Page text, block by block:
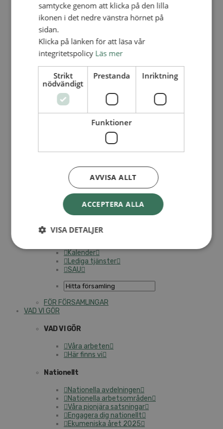
Lediga tjänster
FÖR FÖRSAMLINGAR
FÖRDJUPNING OCH UTVECKLING
Missionella initiativ
Smågrupper
Skapelse och miljö
Gudstjänst
Vänförsamling
Integrationsarbete
För barns bästa – överallt
Missionsinspiratörens verktygslåda
Redovisning och lönehantering
Kyrkoavgiften
LOGGA IN
Personalförsäkringar
SAMP – personalförbundet
Kalender
Lediga tjänster
SAU
FÖR FÖRSAMLINGAR
VAD VI GÖR
VAD VI GÖR
Våra arbeten
Här finns vi
Nationellt
Nationella avdelningen
Nationella arbetsområden
Våra pionjära satsningar
Engagera dig nationellt
Ekumeniska året 2025
samtycke genom att klicka på den lilla
ikonen i det nedre vänstra hörnet på
sidan.
Klicka på länken för att läsa vår
integritetspolicy Läs mer
Strikt
nödvändigt
Prestanda Inriktning
Funktioner
ACCEPTERA ALLA
AVVISA ALLT
VISA DETALJER